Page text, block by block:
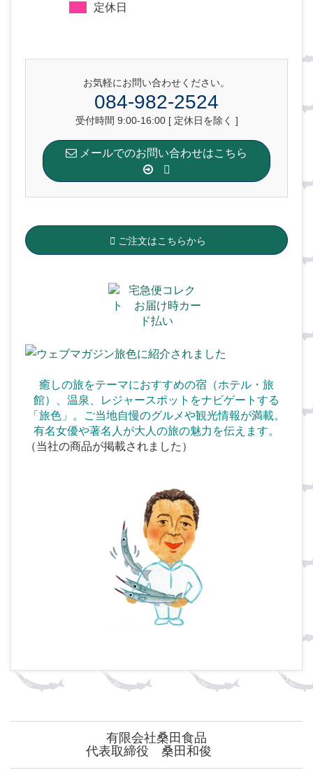
定休日
お気軽にお問い合わせください。
084-982-2524
受付時間 9:00-16:00 [ 定休日を除く ]
メールでのお問い合わせはこちら
ご注文はこちらから
癒しの旅をテーマにおすすめの宿（ホテル・旅
館）、温泉、
レジャースポットをナビゲートする
「旅色」。ご当地自慢のグルメや観光情報が満載。
有名女優や著名人が大人の旅の魅力を伝えます。
（当社の商品が掲載されました）
有限会社桑田食品
代表取締役 桑田和俊